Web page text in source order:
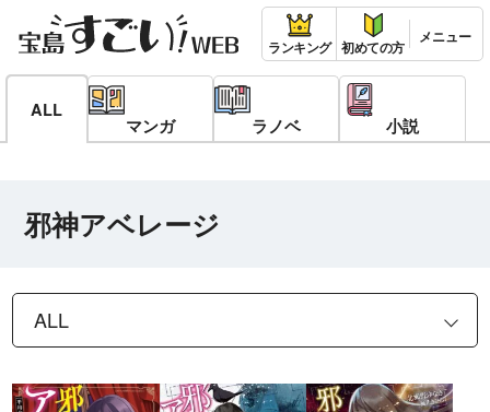
ランキング 初めての方
ALL
マンガ ラノベ 小説
邪神アベレージ